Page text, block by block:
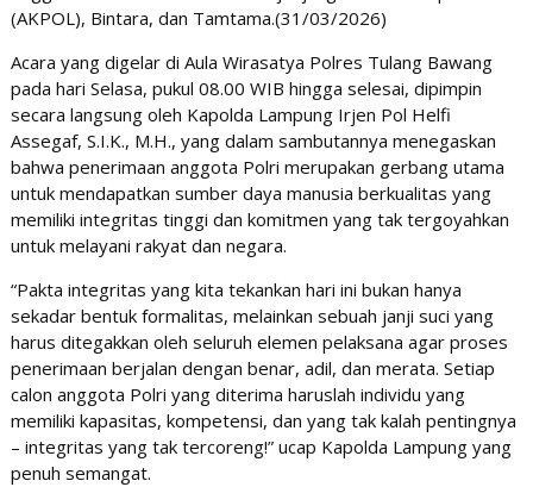
(AKPOL), Bintara, dan Tamtama.(31/03/2026)
Acara yang digelar di Aula Wirasatya Polres Tulang Bawang
pada hari Selasa, pukul 08.00 WIB hingga selesai, dipimpin
secara langsung oleh Kapolda Lampung Irjen Pol Helfi
Assegaf, S.I.K., M.H., yang dalam sambutannya menegaskan
bahwa penerimaan anggota Polri merupakan gerbang utama
untuk mendapatkan sumber daya manusia berkualitas yang
memiliki integritas tinggi dan komitmen yang tak tergoyahkan
untuk melayani rakyat dan negara.
“Pakta integritas yang kita tekankan hari ini bukan hanya
sekadar bentuk formalitas, melainkan sebuah janji suci yang
harus ditegakkan oleh seluruh elemen pelaksana agar proses
penerimaan berjalan dengan benar, adil, dan merata. Setiap
calon anggota Polri yang diterima haruslah individu yang
memiliki kapasitas, kompetensi, dan yang tak kalah pentingnya
– integritas yang tak tercoreng!” ucap Kapolda Lampung yang
penuh semangat.